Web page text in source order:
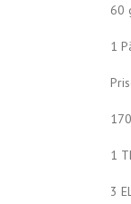
60
1
1
3